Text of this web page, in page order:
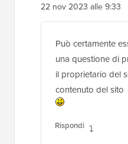
22 nov 2023 alle 9:33
Può certamente
una questione di
il proprietario del
contenuto del sito
Rispondi